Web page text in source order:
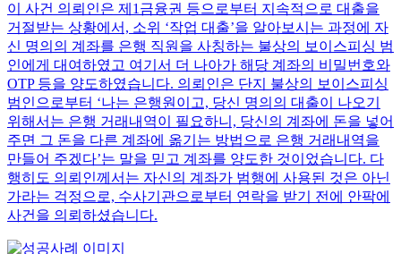
이 사건 의뢰인은 제1금융권 등으로부터 지속적으로 대출을
거절받는 상황에서, 소위 ‘작업 대출’을 알아보시는 과정에 자
신 명의의 계좌를 은행 직원을 사칭하는 불상의 보이스피싱 범
인에게 대여하였고 여기서 더 나아가 해당 계좌의 비밀번호와
OTP 등을 양도하였습니다. 의뢰인은 단지 불상의 보이스피싱
범인으로부터 ‘나는 은행원이고, 당신 명의의 대출이 나오기
위해서는 은행 거래내역이 필요하니, 당신의 계좌에 돈을 넣어
주면 그 돈을 다른 계좌에 옮기는 방법으로 은행 거래내역을
만들어 주겠다’는 말을 믿고 계좌를 양도한 것이었습니다. 다
행히도 의뢰인께서는 자신의 계좌가 범행에 사용된 것은 아닌
가라는 걱정으로, 수사기관으로부터 연락을 받기 전에 안팍에
사건을 의뢰하셨습니다.